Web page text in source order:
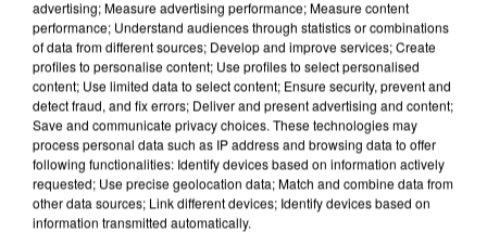
advertising; Measure advertising performance; Measure content
performance; Understand audiences through statistics or combinations
of data from different sources; Develop and improve services; Create
profiles to personalise content; Use profiles to select personalised
content; Use limited data to select content; Ensure security, prevent and
detect fraud, and fix errors; Deliver and present advertising and content;
Save and communicate privacy choices. These technologies may
process personal data such as IP address and browsing data to offer
following functionalities: Identify devices based on information actively
requested; Use precise geolocation data; Match and combine data from
other data sources; Link different devices; Identify devices based on
information transmitted automatically.